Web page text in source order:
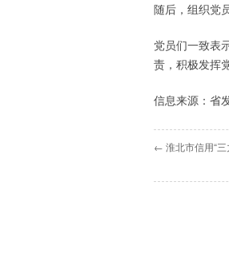
随后，组织党
党员们一致表
责，积极发挥
信息来源：省
← 淮北市信用“三